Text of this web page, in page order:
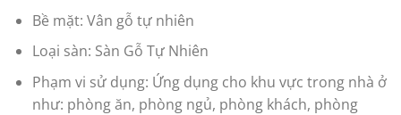
Bề mặt: Vân gỗ tự nhiên
Loại sàn: Sàn Gỗ Tự Nhiên
Phạm vi sử dụng: Ứng dụng cho khu vực trong nhà ở
như: phòng ăn, phòng ngủ, phòng khách, phòng